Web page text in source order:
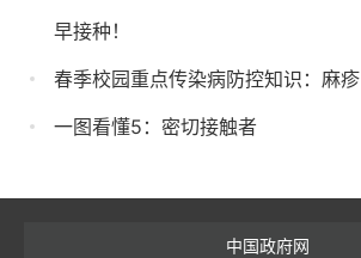
早接种！
春季校园重点传染病防控知识：麻疹
一图看懂5：密切接触者
中国政府网